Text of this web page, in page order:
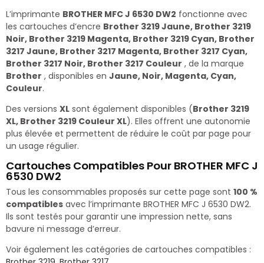
L’imprimante BROTHER MFC J 6530 DW2 fonctionne avec
les cartouches d’encre Brother 3219 Jaune, Brother 3219
Noir, Brother 3219 Magenta, Brother 3219 Cyan, Brother
3217 Jaune, Brother 3217 Magenta, Brother 3217 Cyan,
Brother 3217 Noir, Brother 3217 Couleur , de la marque
Brother , disponibles en Jaune, Noir, Magenta, Cyan,
Couleur.
Des versions XL sont également disponibles (Brother 3219
XL, Brother 3219 Couleur XL). Elles offrent une autonomie
plus élevée et permettent de réduire le coût par page pour
un usage régulier.
Cartouches Compatibles Pour BROTHER MFC J
6530 DW2
Tous les consommables proposés sur cette page sont 100 %
compatibles avec l’imprimante BROTHER MFC J 6530 DW2.
Ils sont testés pour garantir une impression nette, sans
bavure ni message d’erreur.
Voir également les catégories de cartouches compatibles :